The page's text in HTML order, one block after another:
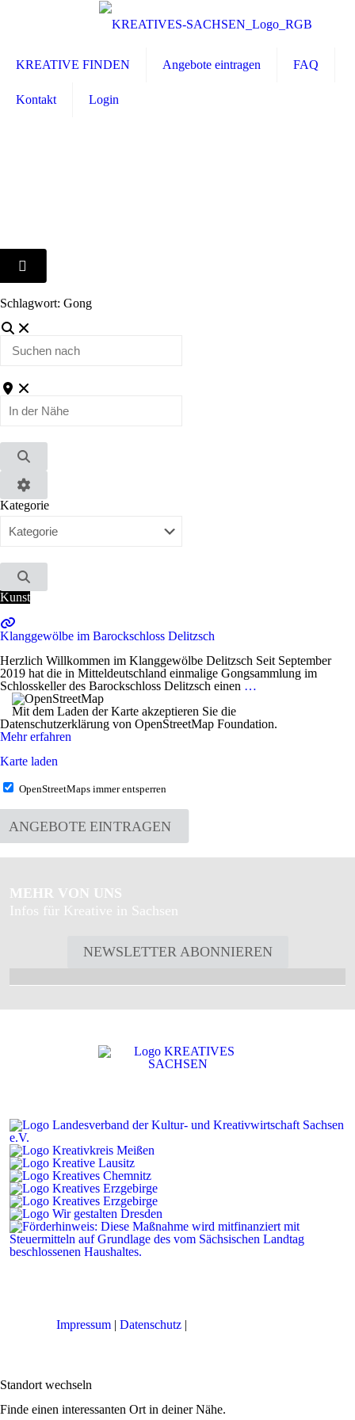
KREATIVE FINDEN Angebote eintragen FAQ
Kontakt Login
Schlagwort: Gong
Suchen
In
Nähe
Suchen
Advanced
Filters
Kategorie
Suchen
Kunst
Klanggewölbe im Barockschloss Delitzsch
Herzlich Willkommen im Klanggewölbe Delitzsch Seit September
2019 hat die in Mitteldeutschland einmalige Gongsammlung im
Schlosskeller des Barockschloss Delitzsch einen …
Mit dem Laden der Karte akzeptieren Sie die
Datenschutzerklärung von OpenStreetMap Foundation.
Mehr erfahren
Karte laden
OpenStreetMaps immer entsperren
ANGEBOTE EINTRAGEN
MEHR VON UNS
Infos für Kreative in Sachsen
NEWSLETTER ABONNIEREN
Impressum | Datenschutz |
Standort wechseln
Finde einen interessanten Ort in deiner Nähe.